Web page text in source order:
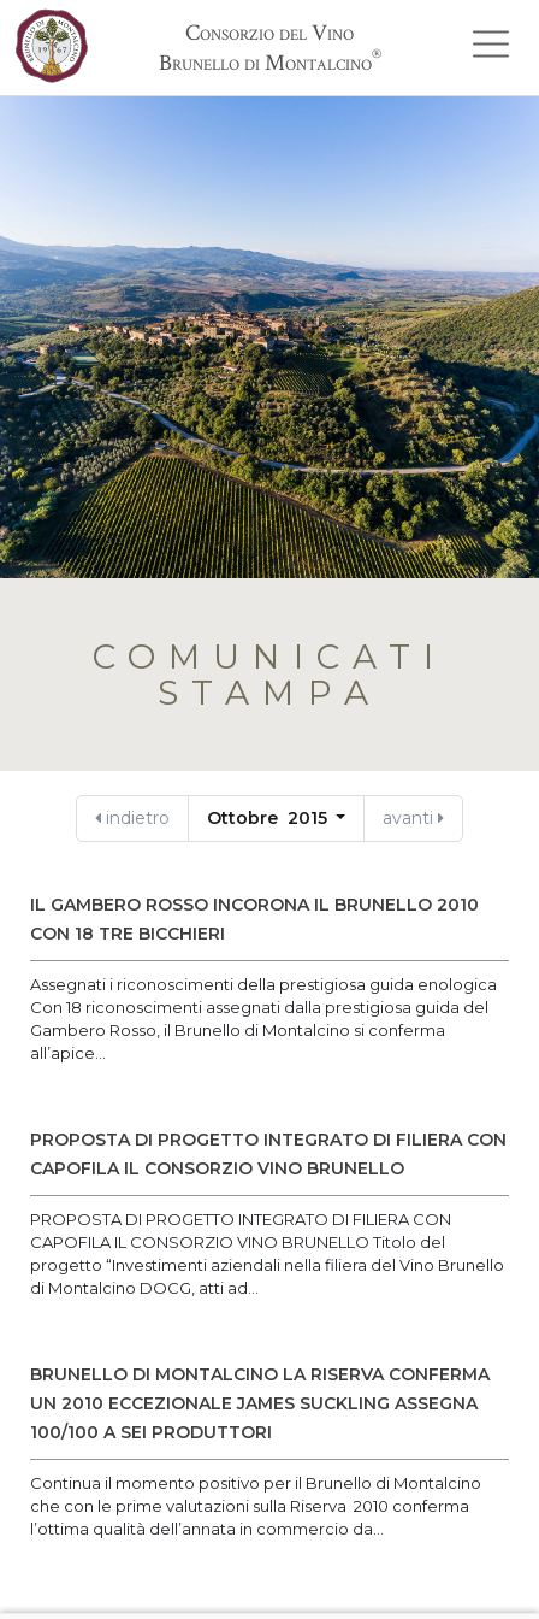
Consorzio del Vino
Brunello di Montalcino®
COMUNICATI
STAMPA
indietro Ottobre 2015 avanti
IL GAMBERO ROSSO INCORONA IL BRUNELLO 2010
CON 18 TRE BICCHIERI
Assegnati i riconoscimenti della prestigiosa guida enologica
Con 18 riconoscimenti assegnati dalla prestigiosa guida del
Gambero Rosso, il Brunello di Montalcino si conferma
all’apice...
PROPOSTA DI PROGETTO INTEGRATO DI FILIERA CON
CAPOFILA IL CONSORZIO VINO BRUNELLO
PROPOSTA DI PROGETTO INTEGRATO DI FILIERA CON
CAPOFILA IL CONSORZIO VINO BRUNELLO Titolo del
progetto “Investimenti aziendali nella filiera del Vino Brunello
di Montalcino DOCG, atti ad...
BRUNELLO DI MONTALCINO LA RISERVA CONFERMA
UN 2010 ECCEZIONALE JAMES SUCKLING ASSEGNA
100/100 A SEI PRODUTTORI
Continua il momento positivo per il Brunello di Montalcino
che con le prime valutazioni sulla Riserva 2010 conferma
l’ottima qualità dell’annata in commercio da...